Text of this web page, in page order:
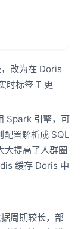
改为在 Doris
时标签 T 更
Spark 引擎，可
配置解析成 SQL
大提高了人群圈
缓存 Doris 中
周期较长，部